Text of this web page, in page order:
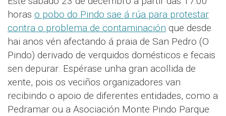
horas o pobo do Pindo sae á rúa para protestar
contra o problema de contaminación que desde
hai anos vén afectando á praia de San Pedro (O
Pindo) derivado de verquidos domésticos e fecais
sen depurar. Espérase unha gran acollida de
xente, pois os veciños organizadores van
recibindo o apoio de diferentes entidades, como a
Pedramar ou a Asociación Monte Pindo Parque